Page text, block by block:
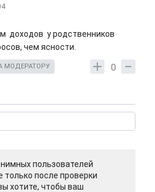
доходов у родственников
чем ясности.
0
МОДЕРАТОРУ
пользователей
только после проверки
хотите, чтобы ваш